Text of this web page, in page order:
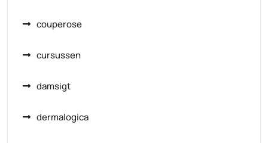
couperose
cursussen
damsigt
dermalogica